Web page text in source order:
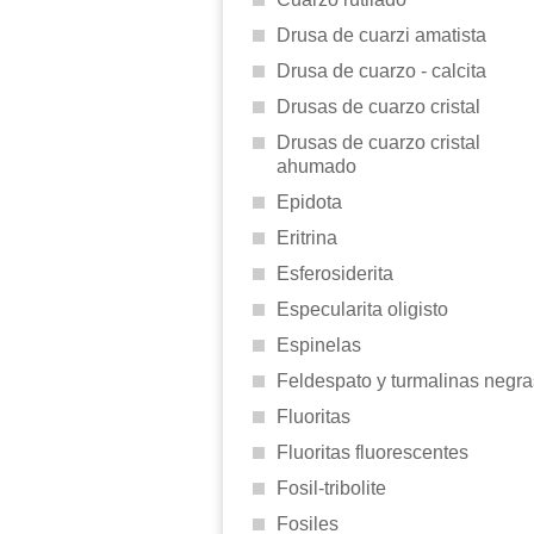
Drusa de cuarzi amatista
Drusa de cuarzo - calcita
Drusas de cuarzo cristal
Drusas de cuarzo cristal
ahumado
Epidota
Eritrina
Esferosiderita
Especularita oligisto
Espinelas
Feldespato y turmalinas
Fluoritas
Fluoritas fluorescentes
Fosil-tribolite
Fosiles